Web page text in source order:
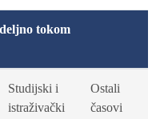
tokom
Studijski i
istraživački
Ostali
časovi